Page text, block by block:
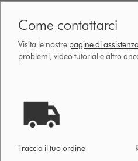
Come contattarci
Visita le nostre pagine di assistenza
problemi, video tutorial e altro
Traccia il tuo ordine